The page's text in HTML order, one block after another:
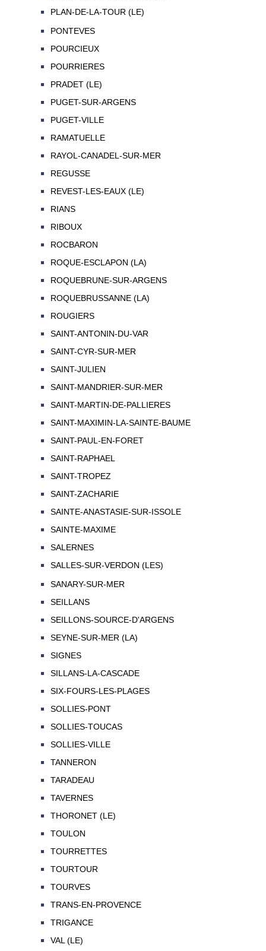
PLAN-DE-LA-TOUR (LE)
PONTEVES
POURCIEUX
POURRIERES
PRADET (LE)
PUGET-SUR-ARGENS
PUGET-VILLE
RAMATUELLE
RAYOL-CANADEL-SUR-MER
REGUSSE
REVEST-LES-EAUX (LE)
RIANS
RIBOUX
ROCBARON
ROQUE-ESCLAPON (LA)
ROQUEBRUNE-SUR-ARGENS
ROQUEBRUSSANNE (LA)
ROUGIERS
SAINT-ANTONIN-DU-VAR
SAINT-CYR-SUR-MER
SAINT-JULIEN
SAINT-MANDRIER-SUR-MER
SAINT-MARTIN-DE-PALLIERES
SAINT-MAXIMIN-LA-SAINTE-BAUME
SAINT-PAUL-EN-FORET
SAINT-RAPHAEL
SAINT-TROPEZ
SAINT-ZACHARIE
SAINTE-ANASTASIE-SUR-ISSOLE
SAINTE-MAXIME
SALERNES
SALLES-SUR-VERDON (LES)
SANARY-SUR-MER
SEILLANS
SEILLONS-SOURCE-D'ARGENS
SEYNE-SUR-MER (LA)
SIGNES
SILLANS-LA-CASCADE
SIX-FOURS-LES-PLAGES
SOLLIES-PONT
SOLLIES-TOUCAS
SOLLIES-VILLE
TANNERON
TARADEAU
TAVERNES
THORONET (LE)
TOULON
TOURRETTES
TOURTOUR
TOURVES
TRANS-EN-PROVENCE
TRIGANCE
VAL (LE)